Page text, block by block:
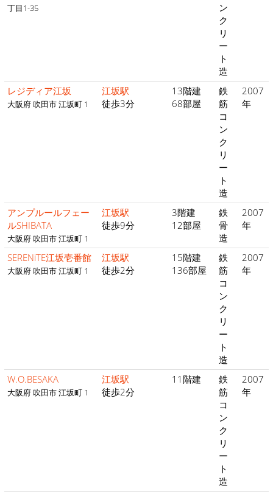
丁目1-35
ン
ク
リ
ー
ト
造
レジディア江坂
大阪府 吹田市 江坂町 1
江坂駅
徒歩3分
13階建
68部屋
鉄
筋
コ
ン
ク
リ
ー
ト
造
2007
年
アンプルールフェー
ルSHIBATA
大阪府 吹田市 江坂町 1
江坂駅
徒歩9分
3階建
12部屋
鉄
骨
造
2007
年
SERENiTE江坂壱番館
大阪府 吹田市 江坂町 1
江坂駅
徒歩2分
15階建
136部屋
鉄
筋
コ
ン
ク
リ
ー
ト
造
2007
年
W.O.BESAKA
大阪府 吹田市 江坂町 1
江坂駅
徒歩2分
11階建
鉄
筋
コ
ン
ク
リ
ー
ト
造
2007
年